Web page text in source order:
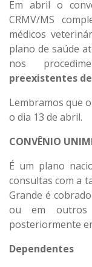
Em abril o
CRMV/MS
médicos
plano de saúde
nos
preexistentes
Lembramos que
o dia 13 de abril.
CONVÊNIO
É um plano
consultas com a
Grande é
ou em outros
posteriormente
Dependentes